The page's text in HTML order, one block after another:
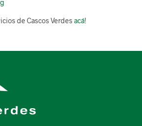
de Cascos Verdes acá!